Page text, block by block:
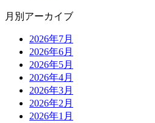
月別アーカイブ
2026年7月
2026年6月
2026年5月
2026年4月
2026年3月
2026年2月
2026年1月